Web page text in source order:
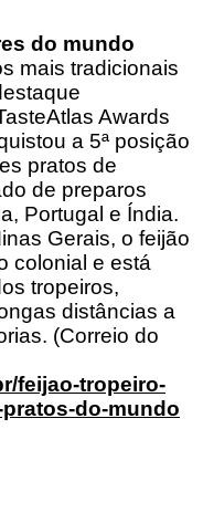
do mundo
mais tradicionais
Awards
a 5ª posição
pratos de
de preparos
Portugal e Índia.
Gerais, o feijão
colonial e está
tropeiros,
distâncias a
(Correio do
feijao-tropeiro-
do-mundo